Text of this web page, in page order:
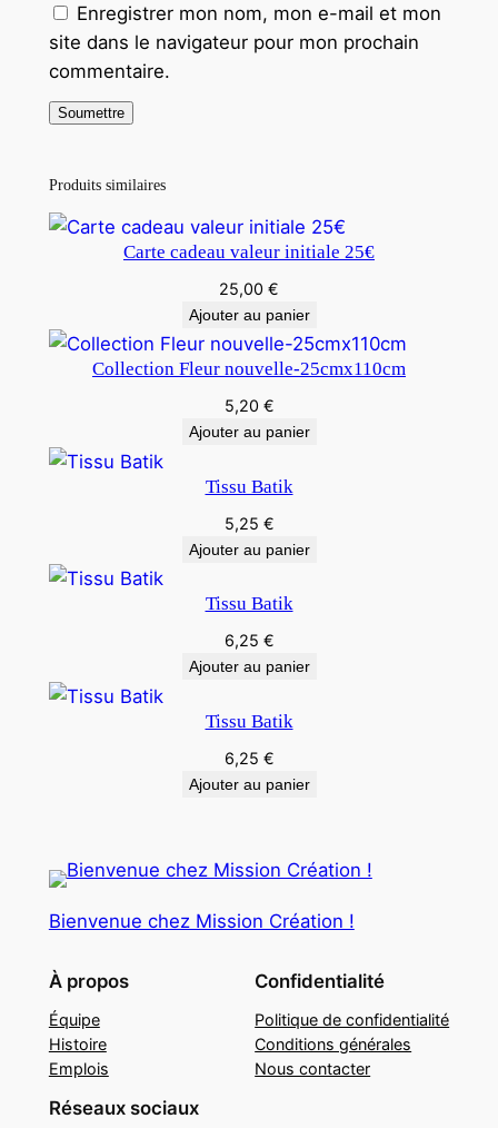
Enregistrer mon nom, mon e-mail et mon
site dans le navigateur pour mon prochain
commentaire.
Produits similaires
Carte cadeau valeur initiale 25€
25,00 €
Ajouter au panier
Collection Fleur nouvelle-25cmx110cm
5,20 €
Ajouter au panier
Tissu Batik
5,25 €
Ajouter au panier
Tissu Batik
6,25 €
Ajouter au panier
Tissu Batik
6,25 €
Ajouter au panier
Bienvenue chez Mission Création !
À propos
Équipe
Histoire
Emplois
Confidentialité
Politique de confidentialité
Conditions générales
Nous contacter
Réseaux sociaux